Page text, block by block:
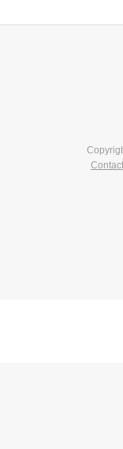
Contact